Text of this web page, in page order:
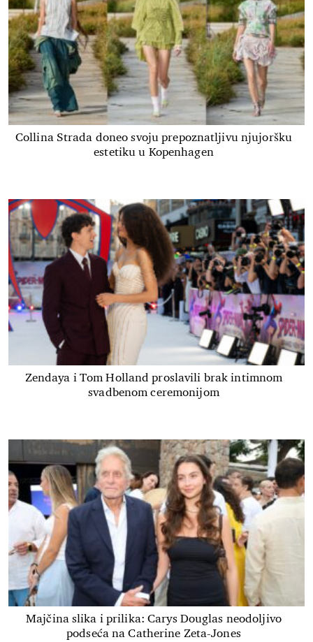
Collina Strada doneo svoju prepoznatljivu njujoršku
estetiku u Kopenhagen
Zendaya i Tom Holland proslavili brak intimnom
svadbenom ceremonijom
Majčina slika i prilika: Carys Douglas neodoljivo
podseća na Catherine Zeta-Jones